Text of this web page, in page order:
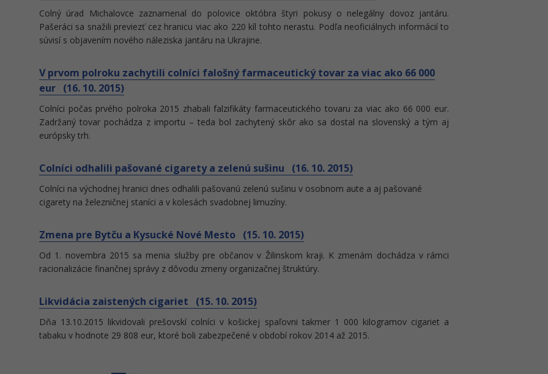
Colný úrad Michalovce zaznamenal do polovice októbra štyri pokusy o nelegálny dovoz jantáru.
Pašeráci sa snažili previezť cez hranicu viac ako 220 kíl tohto nerastu. Podľa neoficiálnych informácií to
súvisí s objavením nového náleziska jantáru na Ukrajine.
V prvom polroku zachytili colníci falošný farmaceutický tovar za viac ako 66 000
eur (16. 10. 2015)
Colníci počas prvého polroka 2015 zhabali falzifikáty farmaceutického tovaru za viac ako 66 000 eur.
Zadržaný tovar pochádza z importu – teda bol zachytený skôr ako sa dostal na slovenský a tým aj
európsky trh.
Colníci odhalili pašované cigarety a zelenú sušinu (16. 10. 2015)
Colníci na východnej hranici dnes odhalili pašovanú zelenú sušinu v osobnom aute a aj pašované
cigarety na železničnej staníci a v kolesách svadobnej limuzíny.
Zmena pre Bytču a Kysucké Nové Mesto (15. 10. 2015)
Od 1. novembra 2015 sa menia služby pre občanov v Žilinskom kraji. K zmenám dochádza v rámci
racionalizácie finančnej správy z dôvodu zmeny organizačnej štruktúry.
Likvidácia zaistených cigariet (15. 10. 2015)
Dňa 13.10.2015 likvidovali prešovskí colníci v košickej spaľovni takmer 1 000 kilogramov cigariet a
tabaku v hodnote 29 808 eur, ktoré boli zabezpečené v období rokov 2014 až 2015.